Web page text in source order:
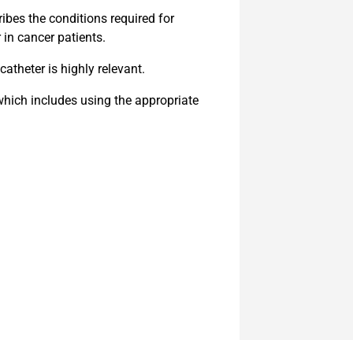
the conditions required for
cancer patients.
is highly relevant.
includes using the appropriate